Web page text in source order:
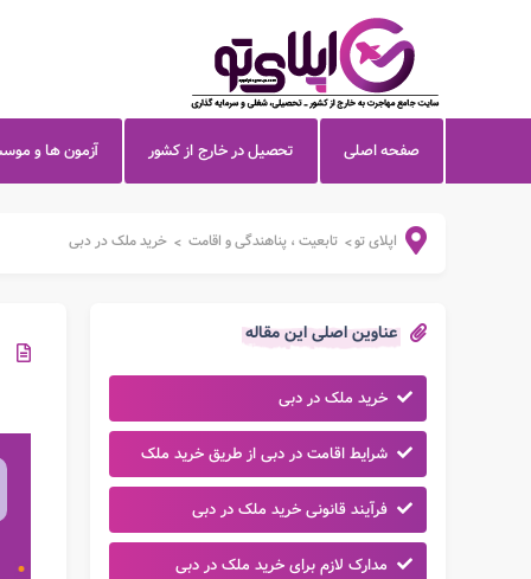
صفحه اصلی تحصیل در خارج از کشور آزمون ها و
اپلای تو> تابعیت ، پناهندگی و اقامت > خرید ملک در دبی
عناوین اصلی این مقاله
خرید ملک در دبی
شرایط اقامت در دبی از طریق خرید ملک
فرآیند قانونی خرید ملک در دبی
مدارک لازم برای خرید ملک در دبی